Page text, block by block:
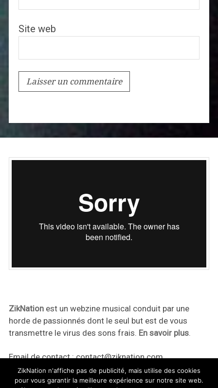
Site web
ZikNationest un webzine musical conduit par une
horde de passionnés dont le seul but est de vous
transmettre le virus des sons frais. En savoir plus.
Email de contact :contact@ziknation.com
ZikNation n'affiche pas de publicité, mais utilise des cookies
pour vous garantir la meilleure expérience sur notre site web.